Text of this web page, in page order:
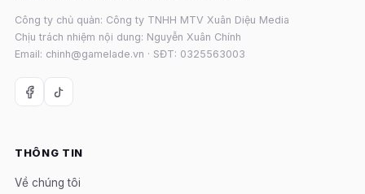
Công ty chủ quản: Công ty TNHH MTV Xuân Diệu Media
Chịu trách nhiệm nội dung: Nguyễn Xuân Chính
Email: chinh@gamelade.vn · SĐT: 0325563003
THÔNG TIN
Về chúng tôi